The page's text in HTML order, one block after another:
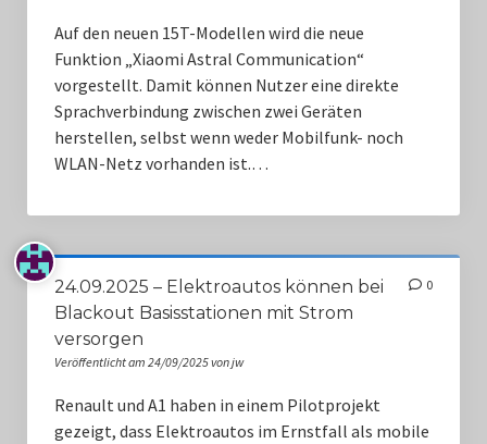
Auf den neuen 15T-Modellen wird die neue
Funktion „Xiaomi Astral Communication“
vorgestellt. Damit können Nutzer eine direkte
Sprachverbindung zwischen zwei Geräten
herstellen, selbst wenn weder Mobilfunk- noch
WLAN-Netz vorhanden ist.…
24.09.2025 – Elektroautos können bei
Blackout Basisstationen mit Strom
versorgen
Veröffentlicht am 24/09/2025 von jw
0
Renault und A1 haben in einem Pilotprojekt
gezeigt, dass Elektroautos im Ernstfall als mobile